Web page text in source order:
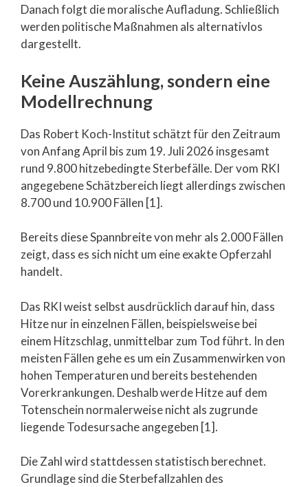
Danach folgt die moralische Aufladung. Schließlich
werden politische Maßnahmen als alternativlos
dargestellt.
Keine Auszählung, sondern eine
Modellrechnung
Das Robert Koch-Institut schätzt für den Zeitraum
von Anfang April bis zum 19. Juli 2026 insgesamt
rund 9.800 hitzebedingte Sterbefälle. Der vom RKI
angegebene Schätzbereich liegt allerdings zwischen
8.700 und 10.900 Fällen [1].
Bereits diese Spannbreite von mehr als 2.000 Fällen
zeigt, dass es sich nicht um eine exakte Opferzahl
handelt.
Das RKI weist selbst ausdrücklich darauf hin, dass
Hitze nur in einzelnen Fällen, beispielsweise bei
einem Hitzschlag, unmittelbar zum Tod führt. In den
meisten Fällen gehe es um ein Zusammenwirken von
hohen Temperaturen und bereits bestehenden
Vorerkrankungen. Deshalb werde Hitze auf dem
Totenschein normalerweise nicht als zugrunde
liegende Todesursache angegeben [1].
Die Zahl wird stattdessen statistisch berechnet.
Grundlage sind die Sterbefallzahlen des